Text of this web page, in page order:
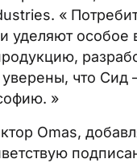
«
уделяют
что
»
Omas,